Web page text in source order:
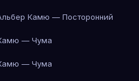
Камю — Посторонний
— Чума
— Чума